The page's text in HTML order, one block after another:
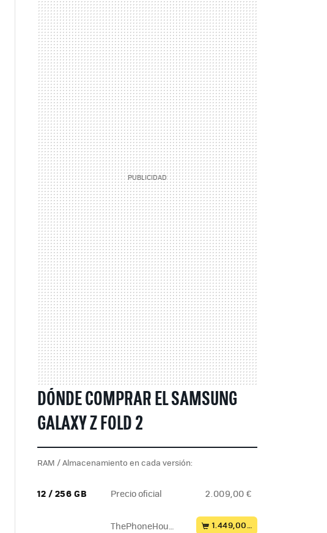
DÓNDE COMPRAR EL SAMSUNG
GALAXY Z FOLD 2
RAM / Almacenamiento en cada versión:
12 / 256 GB Precio oficial 2.009,00 €
ThePhoneHous
1.449,00 €